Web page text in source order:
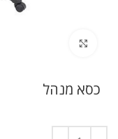
כסא מנהל